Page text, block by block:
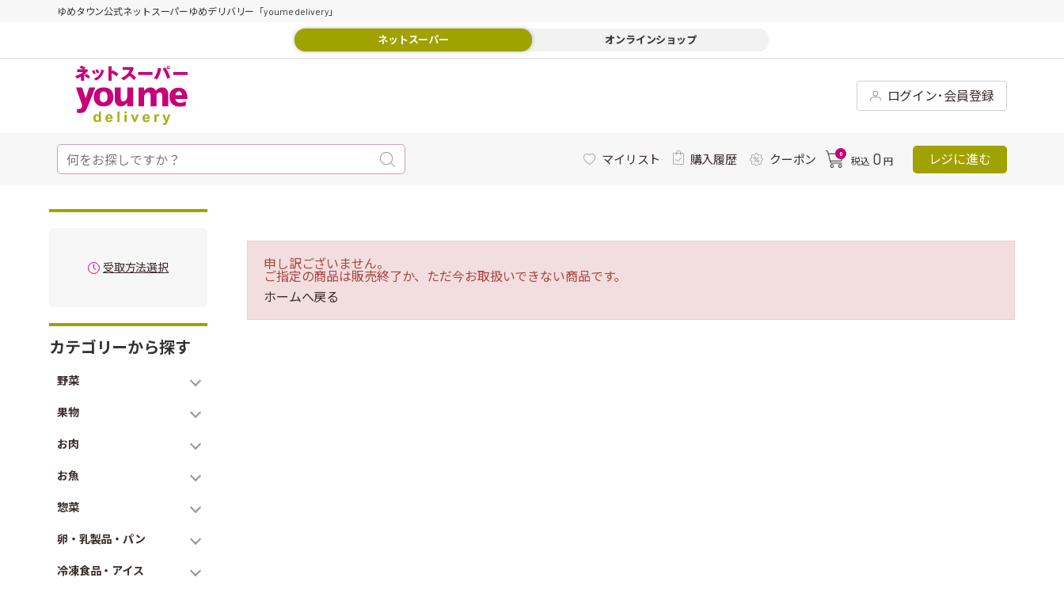
ゆめタウン公式ネットスーパーゆめデリバリー「youme delivery」
ネットスーパー オンラインショップ
ログイン･会員登録
マイリスト 購入履歴 クーポン 0
税込 0 円 レジに進む
受取方法選択
カテゴリーから探す
野菜
果物
お肉
お魚
惣菜
卵・乳製品・パン
冷凍食品・アイス
申し訳ございません。
ご指定の商品は販売終了か、ただ今お取扱いできない商品です。
ホームへ戻る